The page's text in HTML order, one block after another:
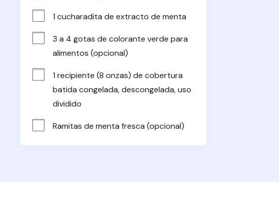
1 cucharadita de extracto de menta
3 a 4 gotas de colorante verde para
alimentos (opcional)
1 recipiente (8 onzas) de cobertura
batida congelada, descongelada, uso
dividido
Ramitas de menta fresca (opcional)